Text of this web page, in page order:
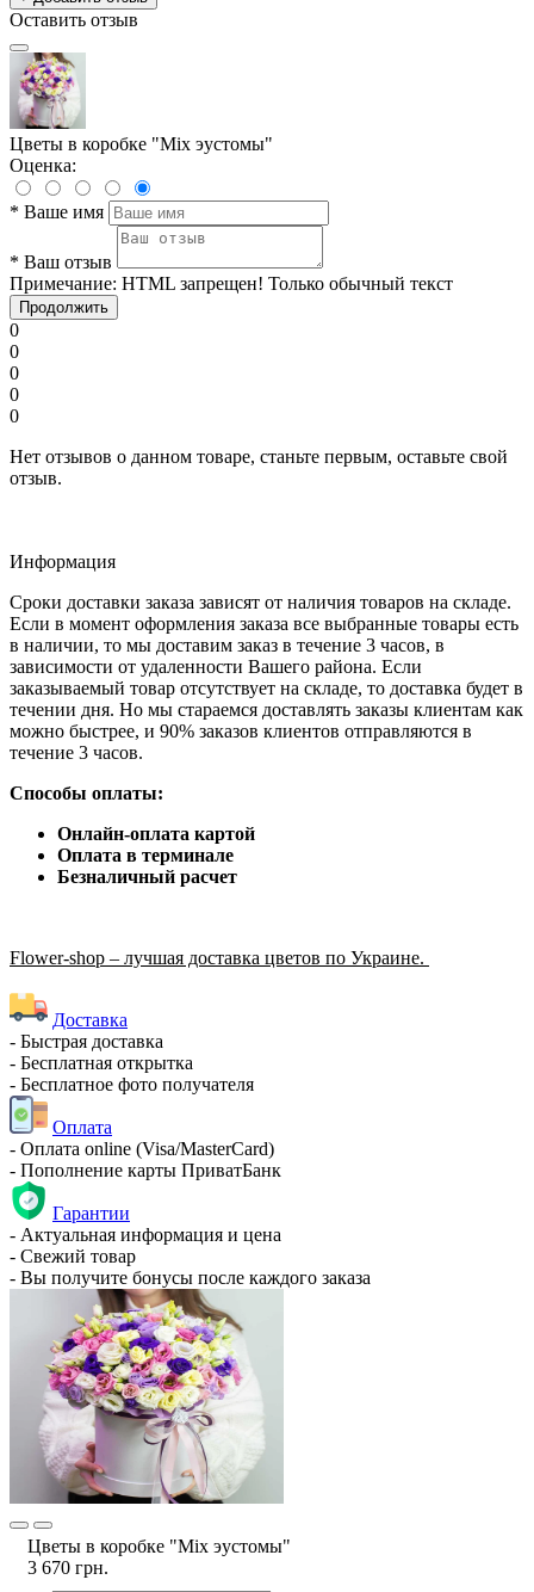
Оставить отзыв
Цветы в коробке "Mix эустомы"
Оценка:
* Ваше имя
* Ваш отзыв
Примечание: HTML запрещен! Только обычный текст
Продолжить
0
0
0
0
0
Нет отзывов о данном товаре, станьте первым, оставьте свой
отзыв.
Информация
Сроки доставки заказа зависят от наличия товаров на складе.
Если в момент оформления заказа все выбранные товары есть
в наличии, то мы доставим заказ в течение 3 часов, в
зависимости от удаленности Вашего района. Если
заказываемый товар отсутствует на складе, то доставка будет в
течении дня. Но мы стараемся доставлять заказы клиентам как
можно быстрее, и 90% заказов клиентов отправляются в
течение 3 часов.
Способы оплаты:
Онлайн-оплата картой
Оплата в терминале
Безналичный расчет
Flower-shop – лучшая доставка цветов по Украине.
Доставка
- Быстрая доставка
- Бесплатная открытка
- Бесплатное фото получателя
Оплата
- Оплата online (Visa/MasterCard)
- Пополнение карты ПриватБанк
Гарантии
- Актуальная информация и цена
- Свежий товар
- Вы получите бонусы после каждого заказа
Цветы в коробке "Mix эустомы"
3 670 грн.